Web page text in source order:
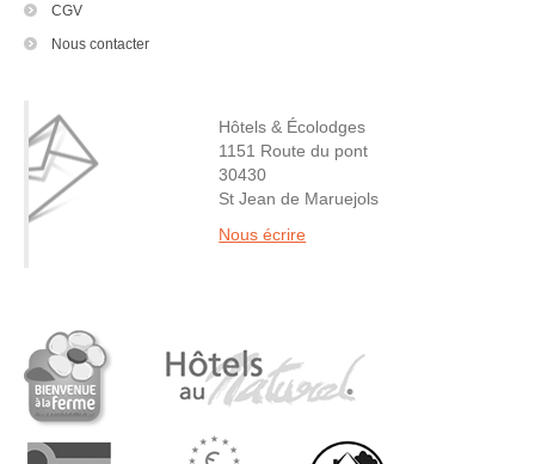
CGV
Nous contacter
Hôtels & Écolodges
1151 Route du pont
30430
St Jean de Maruejols
Nous écrire